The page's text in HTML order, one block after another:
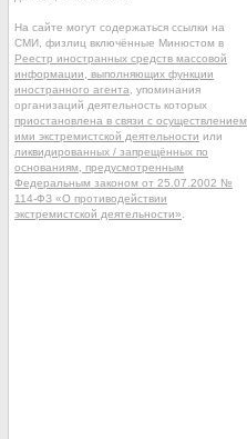
На сайте могут содержаться ссылки на
СМИ, физлиц включённые Минюстом в
Реестр иностранных средств массовой
информации, выполняющих функции
иностранного агента , упоминания
организаций деятельность которых
приостановлена в связи с осуществлением
ими экстремистской деятельности или
ликвидированных / запрещённых по
основаниям, предусмотренным
Федеральным законом от 25.07.2002 №
114-ФЗ «О противодействии
экстремистской деятельности»